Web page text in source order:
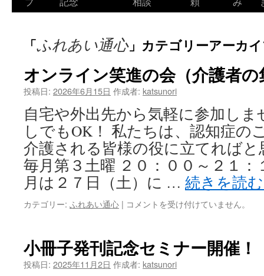
へ
ス
ッ
「ふれあい通心」カテゴリーアーカ
オンライン笑進の会（介護者
投稿日: 2026年6月15日 作成者: katsunori
自宅や外出先から気軽に参加し
しでもOK！ 私たちは、認知症の
介護される皆様の役に立てれば
毎月第３土曜 ２０：００～２１：
月は２７日（土）に … 続きを読
カテゴリー: ふれあい通心 | オ
イ
ン
笑
コメントを受け付けていません。
小冊子発刊記念セミナー開催！
投稿日: 2025年11月2日 作成者: katsunori